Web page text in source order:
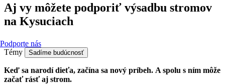
Podporte nás
Aj vy môžete podporiť výsadbu stromov
na Kysuciach
Témy Sadíme budúcnosť
Keď sa narodí dieťa, začína sa nový príbeh. A spolu s ním môže
začať rásť aj strom.